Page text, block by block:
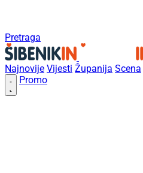
Pretraga
Najnovije Vijesti Županija Scena
Promo